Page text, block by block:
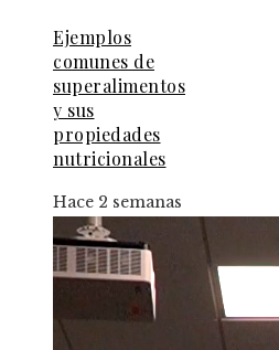
Ejemplos
comunes de
superalimentos
y sus
propiedades
nutricionales
Hace 2 semanas